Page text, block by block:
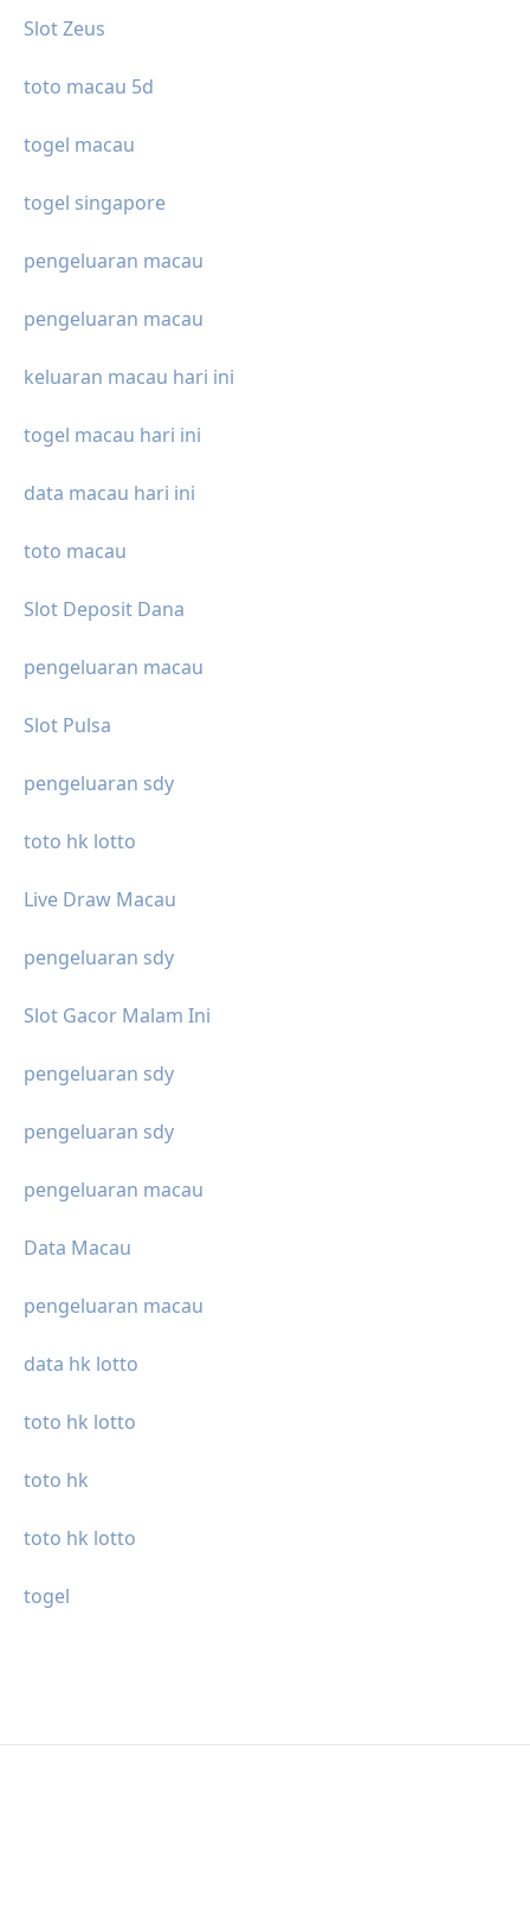
Slot Zeus
toto macau 5d
togel macau
togel singapore
pengeluaran macau
pengeluaran macau
keluaran macau hari ini
togel macau hari ini
data macau hari ini
toto macau
Slot Deposit Dana
pengeluaran macau
Slot Pulsa
pengeluaran sdy
toto hk lotto
Live Draw Macau
pengeluaran sdy
Slot Gacor Malam Ini
pengeluaran sdy
pengeluaran sdy
pengeluaran macau
Data Macau
pengeluaran macau
data hk lotto
toto hk lotto
toto hk
toto hk lotto
togel